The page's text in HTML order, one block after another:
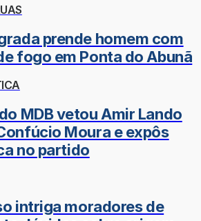
prende homem com
fogo em Ponta do Abunã
MDB vetou Amir Lando
Moura e expôs
no partido
intriga moradores de